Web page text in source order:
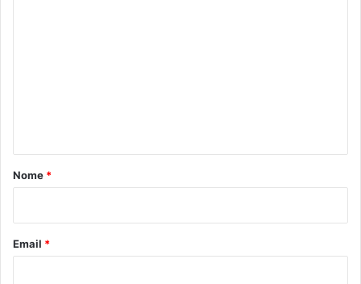
A
R
o
Nome *
Email *